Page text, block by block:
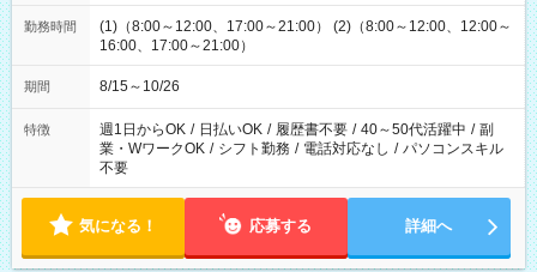
勤務時間
(1)（8:00～12:00、17:00～21:00） (2)（8:00～12:00、12:00～
16:00、17:00～21:00）
期間 8/15～10/26
特徴 週1日からOK / 日払いOK / 履歴書不要 / 40～50代活躍中 / 副
業・WワークOK / シフト勤務 / 電話対応なし / パソコンスキル
不要
気になる！ 応募する 詳細へ